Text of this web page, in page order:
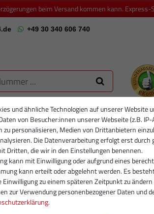
beim Versand kommen kann.
+49 30 340 606 740
PARTIKELFILTER NEU INJEKTOREN
und ähnliche Technologien auf unserer Website
von Besucher:innen unserer Webseite (z.B. IP-
zu personalisieren, Medien von Drittanbietern
Die Datenverarbeitung erfolgt erst durch
Dritten, die wir in den Einstellungen benennen.
kann mit Einwilligung oder aufgrund eines
kann erteilt oder abgelehnt werden. Es
Einwilligung zu einem späteren Zeitpunkt zu
zur Verwendung personenbezogener Daten und
.